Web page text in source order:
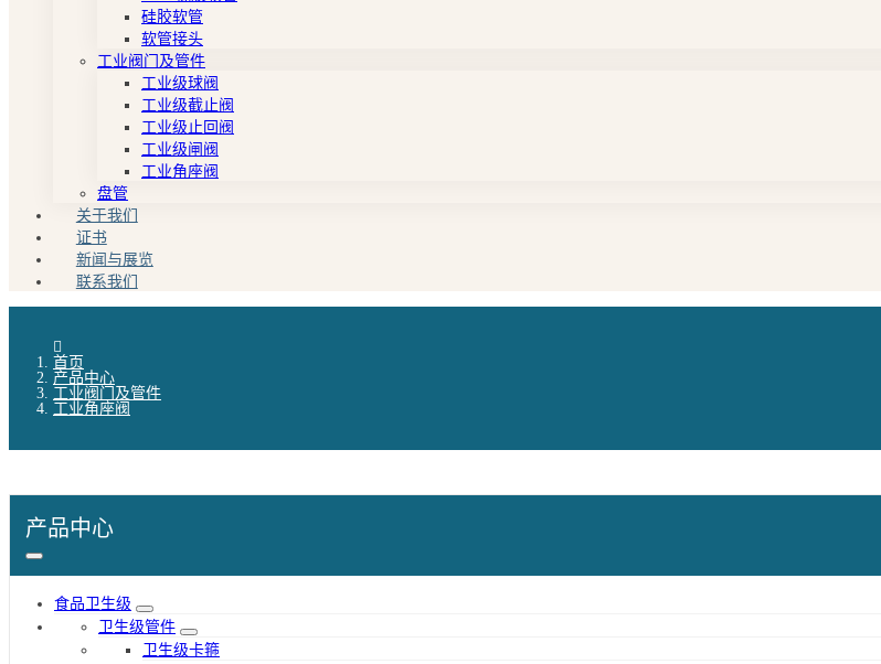
硅胶软管
软管接头
工业阀门及管件
工业级球阀
工业级截止阀
工业级止回阀
工业级闸阀
工业角座阀
盘管
关于我们
证书
新闻与展览
联系我们
首页
产品中心
工业阀门及管件
工业角座阀
产品中心
食品卫生级
卫生级管件
卫生级卡箍